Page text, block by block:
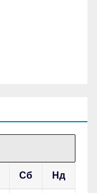
Сб Нд